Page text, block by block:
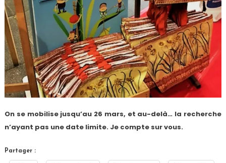
On se mobilise jusqu’au 26 mars, et au-delà… la recherche
n’ayant pas une date limite. Je compte sur vous.
Partager :